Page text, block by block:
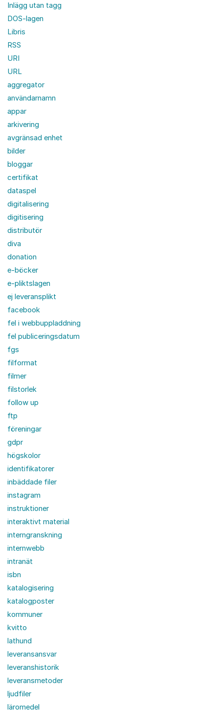
Inlägg utan tagg
DOS-lagen
Libris
RSS
URI
URL
aggregator
användarnamn
appar
arkivering
avgränsad enhet
bilder
bloggar
certifikat
dataspel
digitalisering
digitisering
distributör
diva
donation
e-böcker
e-pliktslagen
ej leveransplikt
facebook
fel i webbuppladdning
fel publiceringsdatum
fgs
filformat
filmer
filstorlek
follow up
ftp
föreningar
gdpr
högskolor
identifikatorer
inbäddade filer
instagram
instruktioner
interaktivt material
interngranskning
internwebb
intranät
isbn
katalogisering
katalogposter
kommuner
kvitto
lathund
leveransansvar
leveranshistorik
leveransmetoder
ljudfiler
läromedel